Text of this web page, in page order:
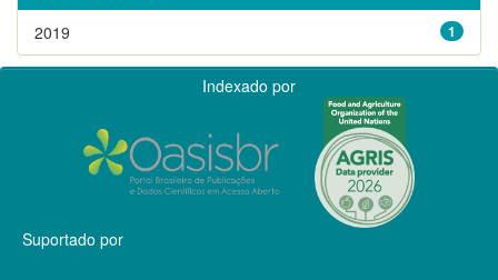
1
2019
Indexado por
Suportado por